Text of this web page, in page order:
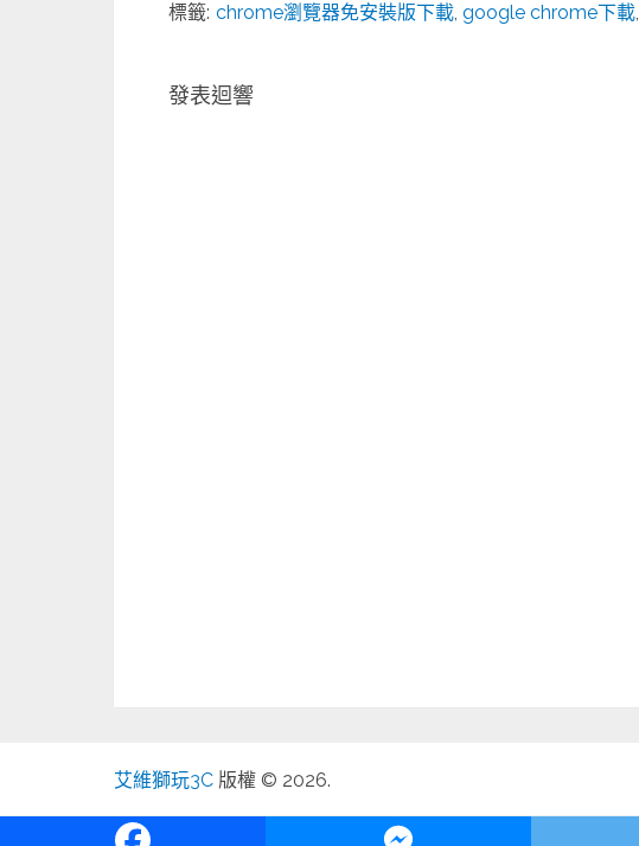
標籤: chrome瀏覽器免安裝版下載, google chrome下載,
發表迴響
艾維獅玩3C 版權 © 2026.